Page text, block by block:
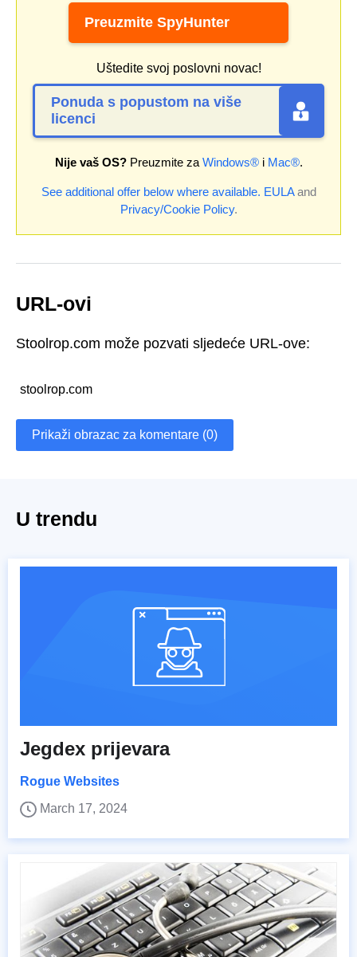
Preuzmite SpyHunter
Uštedite svoj poslovni novac!
Ponuda s popustom na više
licenci
Nije vaš OS?Preuzmite za Windows®i Mac®.
See additional offer below where available. EULAand
Privacy/Cookie Policy.
URL-ovi
Stoolrop.com može pozvati sljedeće URL-ove:
stoolrop.com
Prikaži obrazac za komentare (0)
U trendu
Jegdex prijevara
Rogue Websites
March 17, 2024